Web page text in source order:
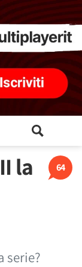
64
la
serie?